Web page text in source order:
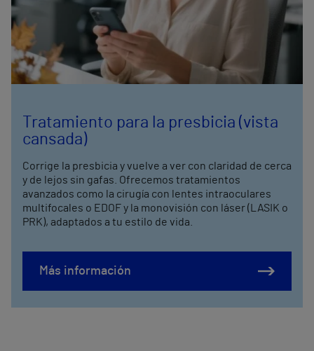
Tratamiento para la presbicia (vista
cansada)
Corrige la presbicia y vuelve a ver con claridad de cerca
y de lejos sin gafas. Ofrecemos tratamientos
avanzados como la cirugía con lentes intraoculares
multifocales o EDOF y la monovisión con láser (LASIK o
PRK), adaptados a tu estilo de vida.
Más información